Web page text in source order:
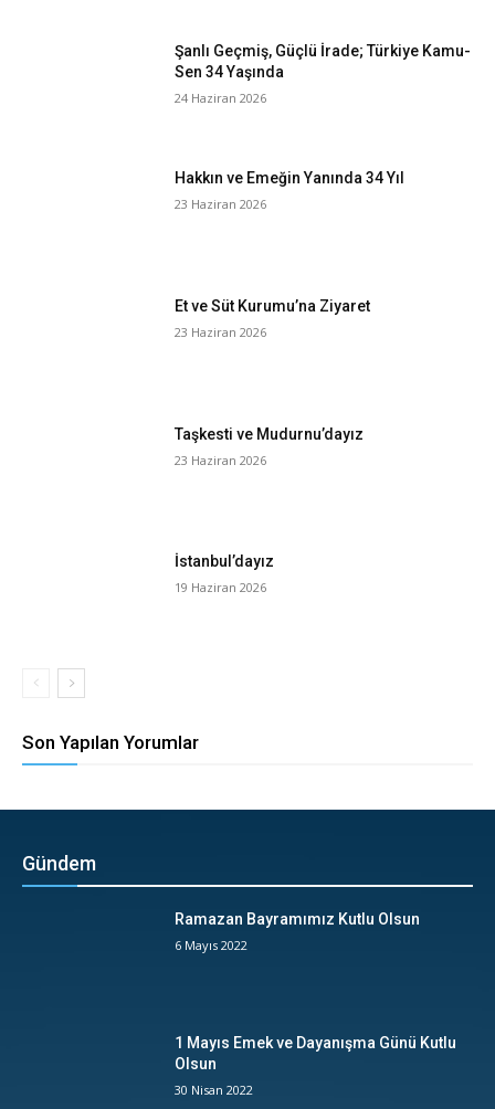
Şanlı Geçmiş, Güçlü İrade; Türkiye Kamu-
Sen 34 Yaşında
24 Haziran 2026
Hakkın ve Emeğin Yanında 34 Yıl
23 Haziran 2026
Et ve Süt Kurumu’na Ziyaret
23 Haziran 2026
Taşkesti ve Mudurnu’dayız
23 Haziran 2026
İstanbul’dayız
19 Haziran 2026
Son Yapılan Yorumlar
Gündem
Ramazan Bayramımız Kutlu Olsun
6 Mayıs 2022
1 Mayıs Emek ve Dayanışma Günü Kutlu
Olsun
30 Nisan 2022